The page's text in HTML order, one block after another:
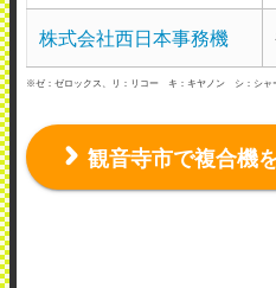
株式会社西日本事務機
※ゼ：ゼロックス、リ：リコー キ：キヤノン シ：シ
観音寺市で複合機